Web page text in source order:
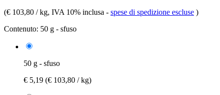
(€ 103,80 / kg, IVA 10% inclusa - spese di spedizione escluse )
Contenuto: 50 g - sfuso
50 g - sfuso
€ 5,19 (€ 103,80 / kg)